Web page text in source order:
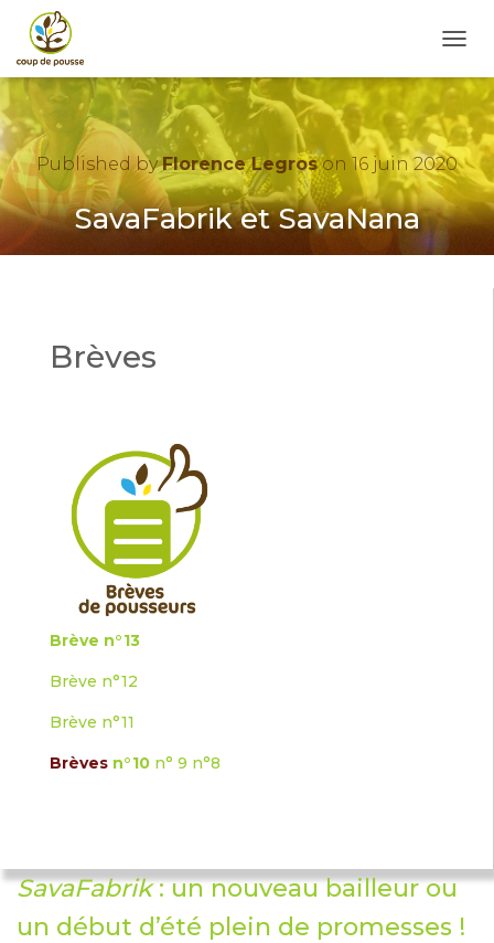
U
V
R
R
/
F
E
SavaFabrik et SavaNana
Published byFlorence Legroson 16 juin 2020
Brèves
Brève n°13
Brève n°12
Brève n°11
Brèves n°10 n° 9 n°8
SavaFabrik: un nouveau bailleur ou
un début d’été plein de promesses !